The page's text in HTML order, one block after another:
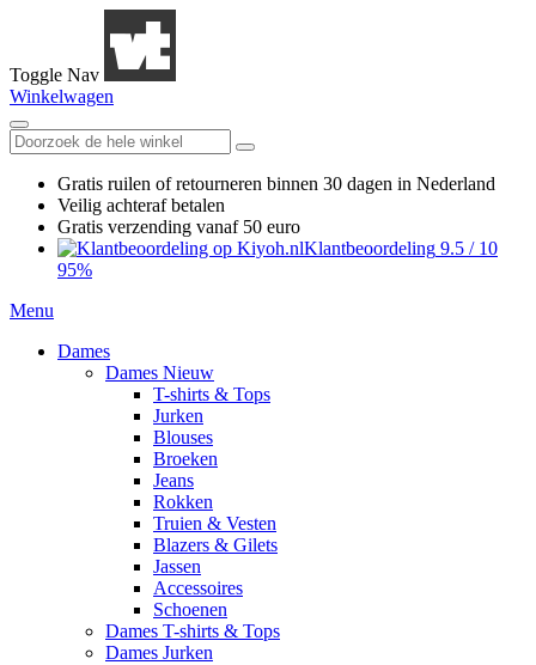
Toggle Nav
Winkelwagen
Gratis ruilen of retourneren binnen 30 dagen in Nederland
Veilig achteraf betalen
Gratis verzending vanaf 50 euro
Klantbeoordeling 9.5 / 10
95%
Menu
Dames
Dames Nieuw
T-shirts & Tops
Jurken
Blouses
Broeken
Jeans
Rokken
Truien & Vesten
Blazers & Gilets
Jassen
Accessoires
Schoenen
Dames T-shirts & Tops
Dames Jurken